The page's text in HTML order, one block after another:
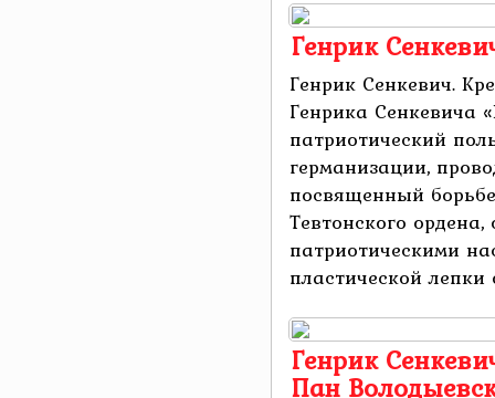
Генрик
Генрик Сенкевич.
Генрика Сенкевича
патриотический
германизации,
посвященный
Тевтонского
патриотическими
пластической лепки
Генрик
Пан